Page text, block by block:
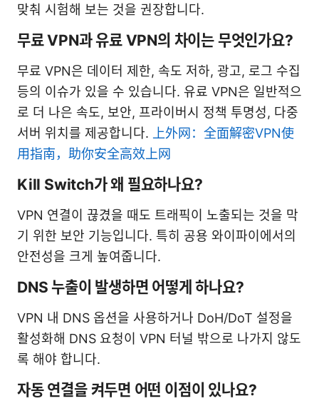
맞춰 시험해 보는 것을 권장합니다.
무료 VPN과 유료 VPN의 차이는 무엇인가요?
무료 VPN은 데이터 제한, 속도 저하, 광고, 로그 수집
등의 이슈가 있을 수 있습니다. 유료 VPN은 일반적으
로 더 나은 속도, 보안, 프라이버시 정책 투명성, 다중
서버 위치를 제공합니다.
上外网：全面解密VPN使
用指南，助你安全高效上网
Kill Switch가 왜 필요하나요?
VPN 연결이 끊겼을 때도 트래픽이 노출되는 것을 막
기 위한 보안 기능입니다. 특히 공용 와이파이에서의
안전성을 크게 높여줍니다.
DNS 누출이 발생하면 어떻게 하나요?
VPN 내 DNS 옵션을 사용하거나 DoH/DoT 설정을
활성화해 DNS 요청이 VPN 터널 밖으로 나가지 않도
록 해야 합니다.
자동 연결을 켜두면 어떤 이점이 있나요?